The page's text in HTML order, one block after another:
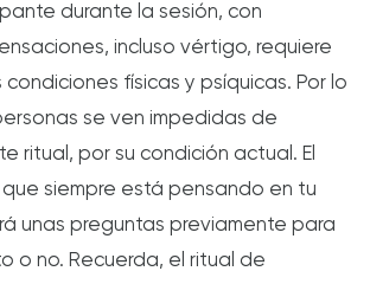
durante la sesión, con
incluso vértigo, requiere
físicas y psíquicas. Por lo
se ven impedidas de
ritual, por su condición actual. El
que siempre está pensando en tu
unas preguntas previamente para
o no. Recuerda, el ritual de